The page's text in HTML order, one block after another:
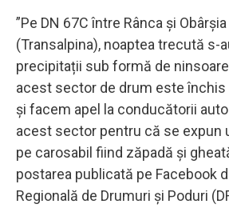
”Pe DN 67C între Rânca și
(Transalpina), noaptea trecută s-
precipitații sub formă de
acest sector de drum este
și facem apel la conducătorii
acest sector pentru că se expun
pe carosabil fiind zăpadă și
postarea publicată pe Facebook
Regională de Drumuri și Poduri